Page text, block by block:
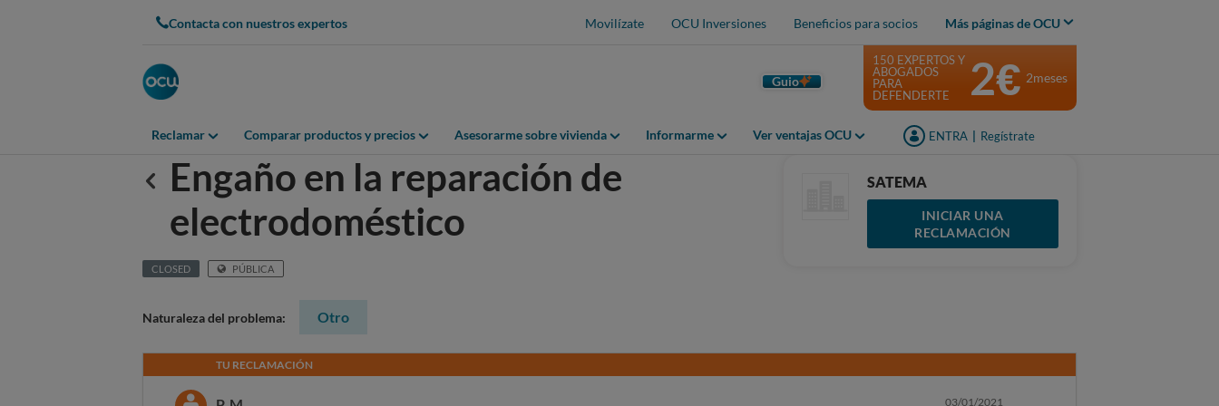
Contacta con nuestros expertos Movilízate OCU Inversiones Beneficios para socios Más páginas de OCU
Guio
Reclamar Comparar productos y precios Asesorarme sobre vivienda Informarme Ver ventajas OCU ENTRA Regístrate
150 EXPERTOS Y
ABOGADOS
PARA
DEFENDERTE
2€ 2meses
Anterior
Engaño en la reparación de
electrodoméstico
CLOSED PÚBLICA
SATEMA
INICIAR UNA
RECLAMACIÓN
Naturaleza del problema: Otro
TU RECLAMACIÓN
03/01/2021